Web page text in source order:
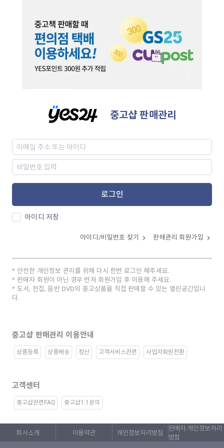
중고샵 판매관리
로그인
아이디 저장
아이디/비밀번호 찾기 판매관리 회원가입
안전한 개인정보 관리를 위해 다시 한번 로그인 해주세요.
판매자 회원이 아닌 경우 먼저 회원가입 후 이용해 주세요.
도서, 전집, 음반 DVD의 중고상품을 직접 판매할 수 있는 열린공간입니
다.
중고샵 판매관리 이용안내
상품등록 상품배송 정산 고객서비스관련 사업자회원전환
고객센터
중고샵관련FAQ 중고샵1:1문의
회사소개 이용약관 개인정보처리방침
판매자 개인정보처리
방침